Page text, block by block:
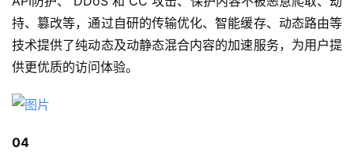
持、篡改等，通过自研的传输优化、智能缓存、动态路由等
技术提供了纯动态及动静态混合内容的加速服务，为用户提
供更优质的访问体验。
04